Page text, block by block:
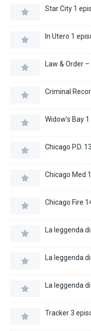
Star City 1
In Utero 1
Law & Order
Criminal
Widow’s Bay
Chicago P.D.
Chicago Med
Chicago Fire
La leggenda
La leggenda
La leggenda
Tracker 3